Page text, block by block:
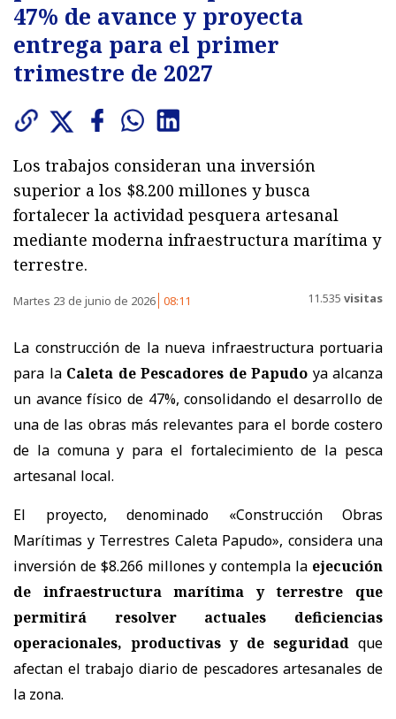
47% de avance y proyecta
entrega para el primer
trimestre de 2027
Los trabajos consideran una inversión
superior a los $8.200 millones y busca
fortalecer la actividad pesquera artesanal
mediante moderna infraestructura marítima y
terrestre.
Martes 23 de junio de 2026 08:11 11.535 visitas
La construcción de la nueva infraestructura portuaria
para la Caleta de Pescadores de Papudo ya alcanza
un avance físico de 47%, consolidando el desarrollo de
una de las obras más relevantes para el borde costero
de la comuna y para el fortalecimiento de la pesca
artesanal local.
El proyecto, denominado «Construcción Obras
Marítimas y Terrestres Caleta Papudo», considera una
inversión de $8.266 millones y contempla la ejecución
de infraestructura marítima y terrestre que
permitirá resolver actuales deficiencias
operacionales, productivas y de seguridad que
afectan el trabajo diario de pescadores artesanales de
la zona.